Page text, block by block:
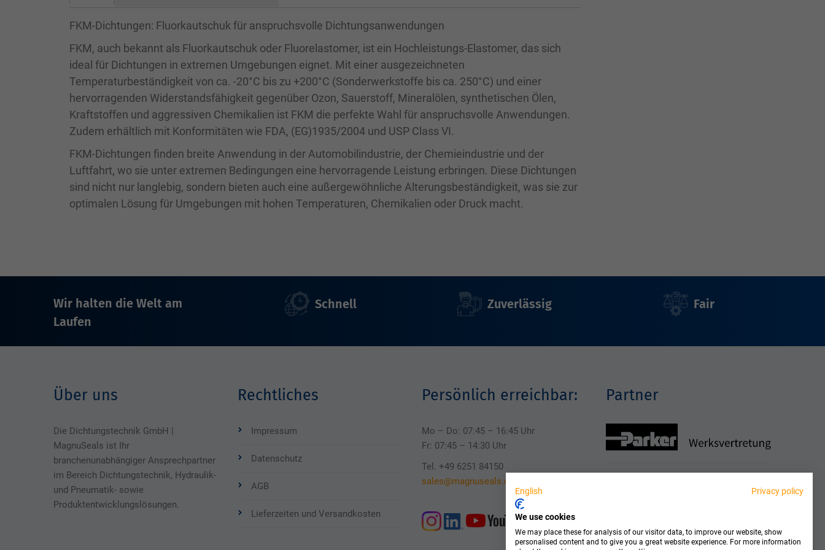
FKM-Dichtungen: Fluorkautschuk für anspruchsvolle Dichtungsanwendungen
FKM, auch bekannt als Fluorkautschuk oder Fluorelastomer, ist ein Hochleistungs-Elastomer, das sich
ideal für Dichtungen in extremen Umgebungen eignet. Mit einer ausgezeichneten
Temperaturbeständigkeit von ca. -20°C bis zu +200°C (Sonderwerkstoffe bis ca. 250°C) und einer
hervorragenden Widerstandsfähigkeit gegenüber Ozon, Sauerstoff, Mineralölen, synthetischen Ölen,
Kraftstoffen und aggressiven Chemikalien ist FKM die perfekte Wahl für anspruchsvolle Anwendungen.
Zudem erhältlich mit Konformitäten wie FDA, (EG)1935/2004 und USP Class VI.
FKM-Dichtungen finden breite Anwendung in der Automobilindustrie, der Chemieindustrie und der
Luftfahrt, wo sie unter extremen Bedingungen eine hervorragende Leistung erbringen. Diese Dichtungen
sind nicht nur langlebig, sondern bieten auch eine außergewöhnliche Alterungsbeständigkeit, was sie zur
optimalen Lösung für Umgebungen mit hohen Temperaturen, Chemikalien oder Druck macht.
Wir halten die Welt am
Laufen
Schnell Zuverlässig Fair
Über uns
Die Dichtungstechnik GmbH |
MagnuSeals ist Ihr
branchenunabhängiger Ansprechpartner
im Bereich Dichtungstechnik, Hydraulik-
und Pneumatik- sowie
Produktentwicklungslösungen.
Rechtliches
Impressum
Datenschutz
AGB
Lieferzeiten und Versandkosten
Persönlich erreichbar:
Mo – Do: 07:45 – 16:45 Uhr
Fr: 07:45 – 14:30 Uhr
Tel. +49 6251 84150
sales@magnuseals.com
Partner
English Privacy policy
We use cookies
We may place these for analysis of our visitor data, to improve our website, show
personalised content and to give you a great website experience. For more information